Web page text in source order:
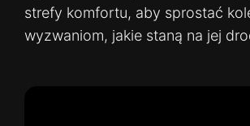
strefy komfortu, aby sprostać
wyzwaniom, jakie staną na jej